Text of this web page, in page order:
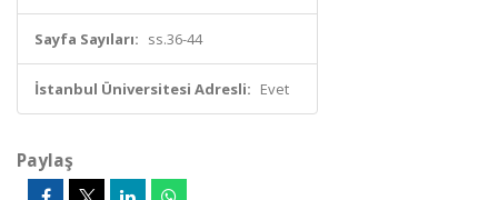
Sayfa Sayıları: ss.36-44
İstanbul Üniversitesi Adresli: Evet
Paylaş